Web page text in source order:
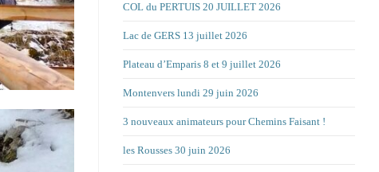
COL du PERTUIS 20 JUILLET 2026
Lac de GERS 13 juillet 2026
Plateau d’Emparis 8 et 9 juillet 2026
Montenvers lundi 29 juin 2026
3 nouveaux animateurs pour Chemins Faisant !
les Rousses 30 juin 2026